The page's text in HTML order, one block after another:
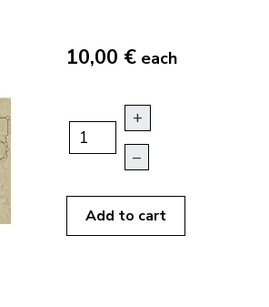
10,00 € each
+
–
Add to cart